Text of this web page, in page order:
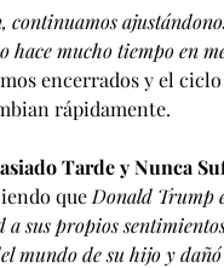
continuamos
mucho tiempo en
encerrados y el
rápidamente.
Tarde y Nunca
que Donald Trump
sus propios
mundo de su hijo y